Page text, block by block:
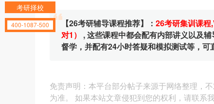
【26考研辅导课程推荐】： 26考研集训课程,
对1）
, 这些课程中都会配有内部讲义以及
督学，并配有24小时答疑和模拟测试等，可
免责声明：本平台部分帖子来源于网络整理，
为准。 如果本站文章侵犯到您的权利，请联系
考研择校
400-1087-500